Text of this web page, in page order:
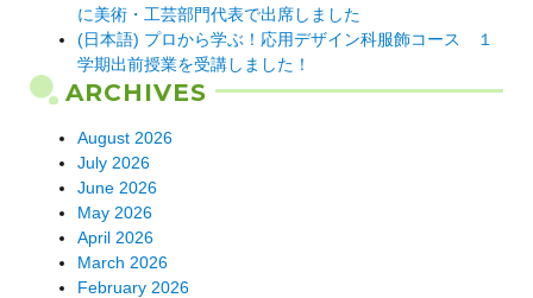
に美術・工芸部門代表で出席しました
(日本語) プロから学ぶ！応用デザイン科服飾コース １
学期出前授業を受講しました！
ARCHIVES
August 2026
July 2026
June 2026
May 2026
April 2026
March 2026
February 2026